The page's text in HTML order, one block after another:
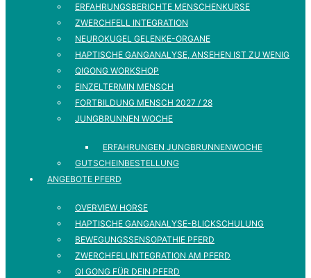
ERFAHRUNGSBERICHTE MENSCHENKURSE
ZWERCHFELL INTEGRATION
NEUROKUGEL GELENKE-ORGANE
HAPTISCHE GANGANALYSE, ANSEHEN IST ZU WENIG
QIGONG WORKSHOP
EINZELTERMIN MENSCH
FORTBILDUNG MENSCH 2027 / 28
JUNGBRUNNEN WOCHE
ERFAHRUNGEN JUNGBRUNNENWOCHE
GUTSCHEINBESTELLUNG
ANGEBOTE PFERD
OVERVIEW HORSE
HAPTISCHE GANGANALYSE-BLICKSCHULUNG
BEWEGUNGSSENSOPATHIE PFERD
ZWERCHFELLINTEGRATION AM PFERD
QI GONG FÜR DEIN PFERD